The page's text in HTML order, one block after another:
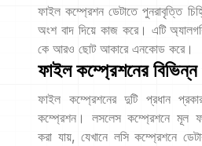
ফাইল কম্প্রেশন ডেটাতে পুনরাবৃত্তি
অংশ বাদ দিয়ে কাজ করে। এটি
কে আরও ছোট আকারে এনকোড করে।
ফাইল কম্প্রেশনের
ফাইল কম্প্রেশনের দুটি প্রধান
কম্প্রেশন। লসলেস কম্প্রেশনে মূল
করা যায়, যেখানে লসি কম্প্রেশনে